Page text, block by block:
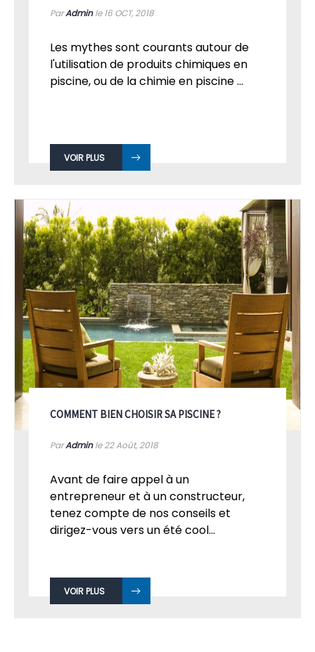
ParAdminle 16 OCT, 2018
Les mythes sont courants autour de
l'utilisation de produits chimiques en
piscine, ou de la chimie en piscine ...
VOIR PLUS
COMMENT BIEN CHOISIR SA PISCINE ?
ParAdminle 22Août, 2018
Avant de faire appel à un
entrepreneur et à un constructeur,
tenez compte de nos conseils et
dirigez-vous vers un été cool...
VOIR PLUS